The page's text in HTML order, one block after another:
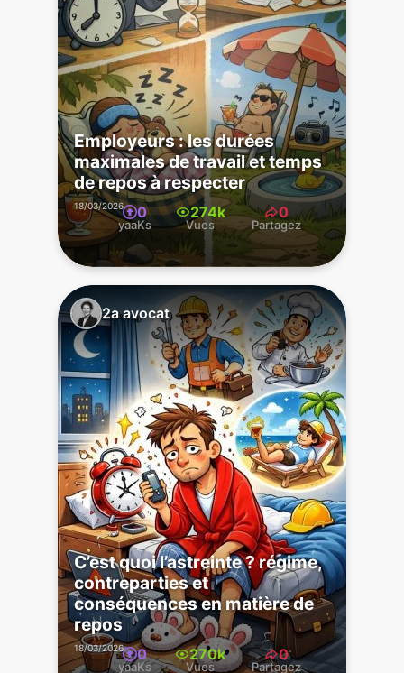
18/03/2026
Employeurs : les durées
maximales de travail et temps
de repos à respecter
0
yaaKs
274k
Vues
0
Partagez
18/03/2026
2a avocat
C’est quoi l’astreinte ? régime,
contreparties et
conséquences en matière de
repos
0
yaaKs
270k
Vues
0
Partagez